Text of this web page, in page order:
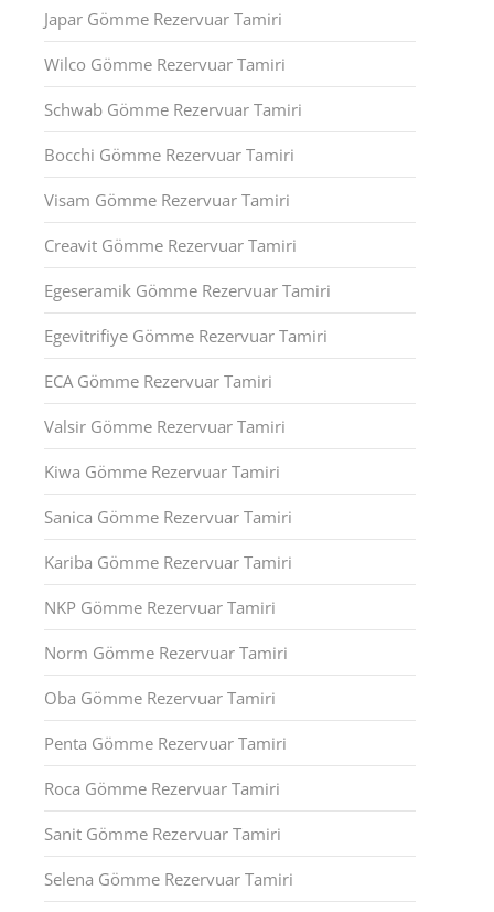
Japar Gömme Rezervuar Tamiri
Wilco Gömme Rezervuar Tamiri
Schwab Gömme Rezervuar Tamiri
Bocchi Gömme Rezervuar Tamiri
Visam Gömme Rezervuar Tamiri
Creavit Gömme Rezervuar Tamiri
Egeseramik Gömme Rezervuar Tamiri
Egevitrifiye Gömme Rezervuar Tamiri
ECA Gömme Rezervuar Tamiri
Valsir Gömme Rezervuar Tamiri
Kiwa Gömme Rezervuar Tamiri
Sanica Gömme Rezervuar Tamiri
Kariba Gömme Rezervuar Tamiri
NKP Gömme Rezervuar Tamiri
Norm Gömme Rezervuar Tamiri
Oba Gömme Rezervuar Tamiri
Penta Gömme Rezervuar Tamiri
Roca Gömme Rezervuar Tamiri
Sanit Gömme Rezervuar Tamiri
Selena Gömme Rezervuar Tamiri